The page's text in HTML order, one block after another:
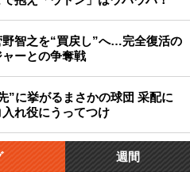
野智之を“買戻し”へ…完全復活の
ーとの争奪戦
”に挙がるまさかの球団 采配に
れ役にうってつけ
週間